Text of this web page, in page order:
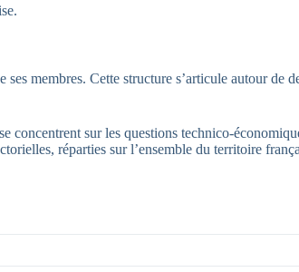
membres. Cette structure s’articule autour de
sur les questions technico-
réparties sur l’ensemble du territoire